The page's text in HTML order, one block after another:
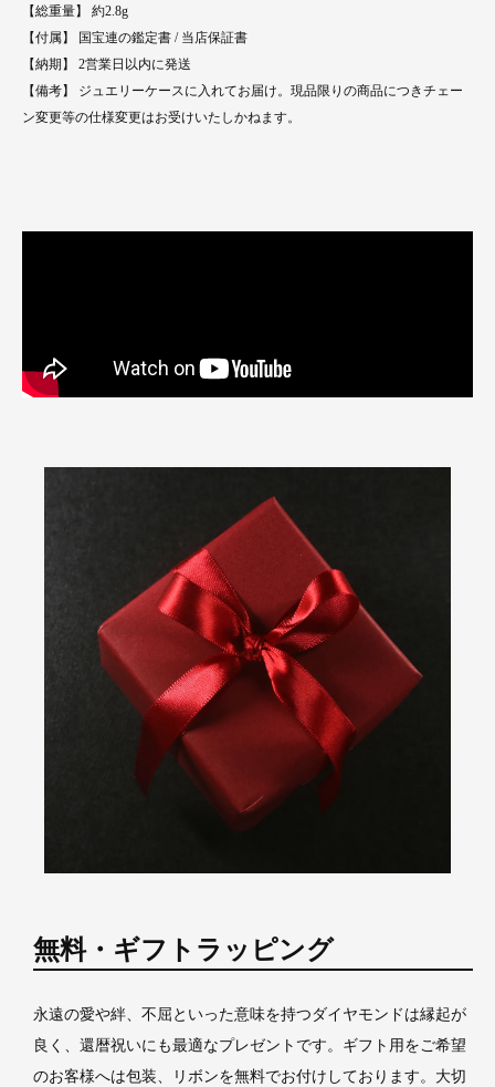
【総重量】 約2.8g
【付属】 国宝連の鑑定書 / 当店保証書
【納期】 2営業日以内に発送
【備考】 ジュエリーケースに入れてお届け。現品限りの商品につきチェー
ン変更等の仕様変更はお受けいたしかねます。
無料・ギフトラッピング
永遠の愛や絆、不屈といった意味を持つダイヤモンドは縁起が
良く、還暦祝いにも最適なプレゼントです。ギフト用をご希望
のお客様へは包装、リボンを無料でお付けしております。大切